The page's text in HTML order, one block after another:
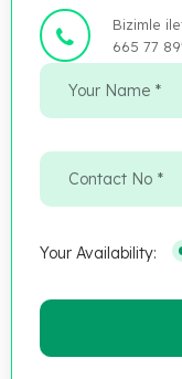
Bizimle
665 77
Your Availability: